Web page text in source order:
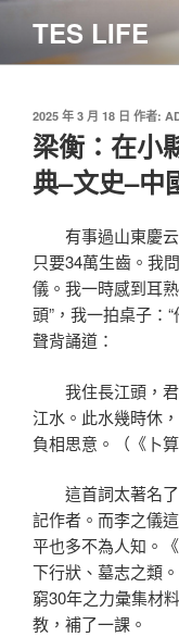
主
TES LIFE
發
佈
於
2025 年 3 月 18 日 作者:
梁衡：在小
典–文史–中
有事過山東慶
只要34萬生齒。我
儀。我一時感到耳
頭”，我一拍桌子：
聲背誦道：
我住長江頭，
江水。此水幾時休
負相思意。（《卜算
這首詞太著名
記作者。而李之儀
平也多不為人知。
下行狀、墓志之類
窮30年之力彙集材
教，補了一課。